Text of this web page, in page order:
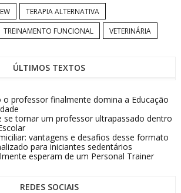
TERAPIA ALTERNATIVA
TREINAMENTO FUNCIONAL VETERINÁRIA
ÚLTIMOS TEXTOS
o professor finalmente domina a Educação
se tornar um professor ultrapassado dentro
vantagens e desafios desse formato
para iniciantes sedentários
esperam de um Personal Trainer
REDES SOCIAIS